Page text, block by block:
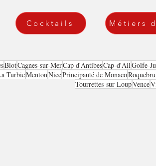
Cocktails Métiers
BiotCagnes-sur-MerCap d'AntibesCap-d'AilGolfe-
TurbieMentonNicePrincipauté de Monaco
Tourrettes-sur-LoupVence